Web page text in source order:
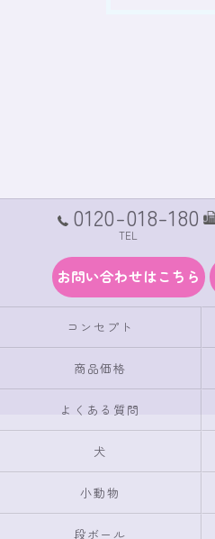
0120-018-180
TEL
お問い合わせはこちら
コンセプト
商品価格
よくある質問
犬
小動物
段ボール